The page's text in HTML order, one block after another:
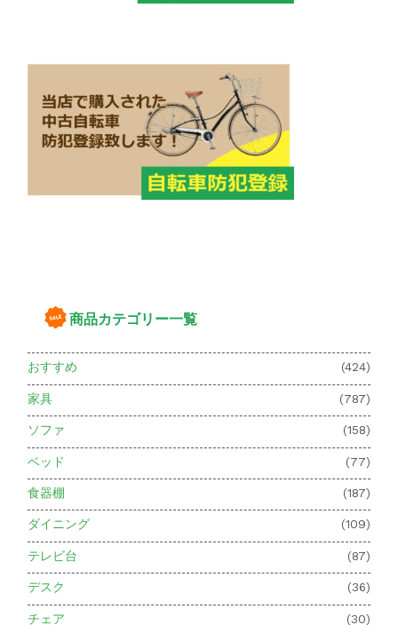
商品カテゴリー一覧
おすすめ (424)
家具 (787)
ソファ (158)
ベッド (77)
食器棚 (187)
ダイニング (109)
テレビ台 (87)
デスク (36)
チェア (30)